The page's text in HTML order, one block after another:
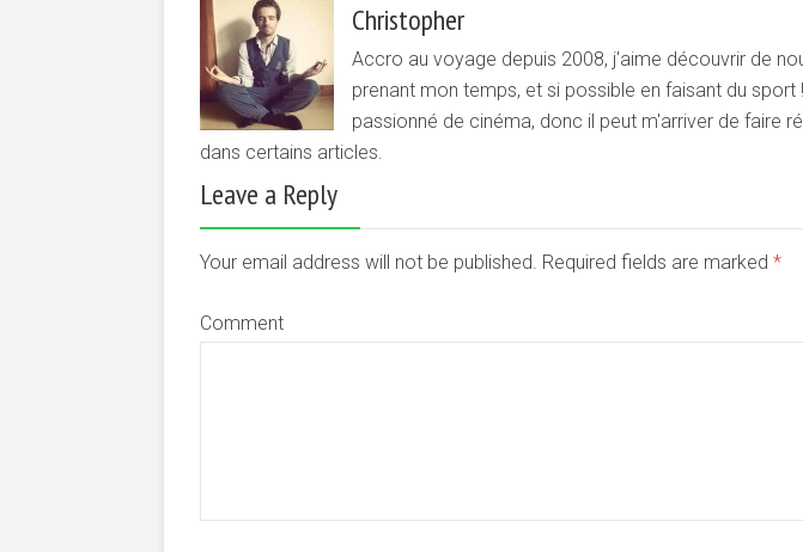
Christopher
Accro au voyage depuis 2008, j'aime découvrir de
prenant mon temps, et si possible en faisant du sport
passionné de cinéma, donc il peut m'arriver de faire
dans certains articles.
Leave a Reply
Your email address will not be published. Required fields are marked *
Comment